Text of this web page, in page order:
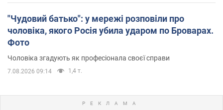
"Чудовий батько": у мережі розповіли про
чоловіка, якого Росія убила ударом по Броварах.
Фото
Чоловіка згадують як професіонала своєї справи
7.08.2026 09:14 1,4 т.